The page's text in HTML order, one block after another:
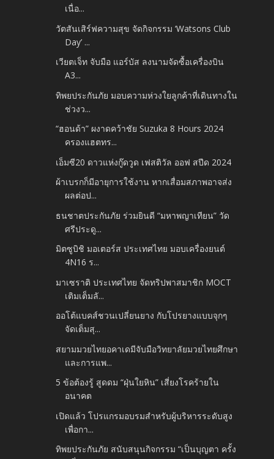
เนื่อ...
วัตสันเสิร์ฟความสุข จัดกิจกรรม ‘Watsons Club
Day’ ...
เวียตเจ็ท จับมือ แอร์บัส ลงนามจัดซื้อเครื่องบิน
A3...
ทิพยประกันภัย มอบความห่วงใยลูกค้าที่เดินทางใน
ช่วงว...
“ฮอนด้า” ผงาดคว้าชัย Suzuka 8 Hours 2024
ครองแฮตทร...
เอ็มซี20 ดาวแห่งกู๊ดวูด เฟสติวัล ออฟ สปีด 2024
ผ้าเบรกก็มีอายุการใช้งาน หากเสื่อมสภาพอาจส่ง
ผลต่อป...
ธนชาตประกันภัย ร่วมยินดี “มหาพญาเทียน” วัด
ศรีประดู...
มิตซูบิชิ มอเตอร์ส ประเทศไทย มอบเครื่องยนต์
4N16 ร...
มาเซราติ ประเทศไทย จัดทริปพาสมาชิก MOCT
เติมเต็มลั...
ออโต้แบคส์ชวนเปลี่ยนยาง กับโปรยางแบบจุกๆ
จัดเต็มสุ...
สยามมวยไทยอคาเดมีจับมือวิทยาลัยมวยไทยศึกษา
และการแพ...
5 ข้อต้องรู้ สูดดม “ฝุ่นใยหิน” เสี่ยงโรคร้ายใน
อนาคต
เปิดแล้ว โปรแกรมอบรมสำหรับผู้บริหารระดับสูง
เพื่อกา...
ทิพยประกันภัย สนับสนุนกิจกรรม “เป็นบุญตา ครั้ง